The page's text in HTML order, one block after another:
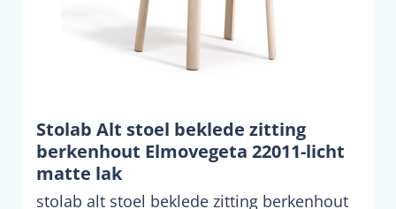
Stolab Alt stoel beklede zitting
berkenhout Elmovegeta 22011-licht
matte lak
stolab alt stoel beklede zitting berkenhout